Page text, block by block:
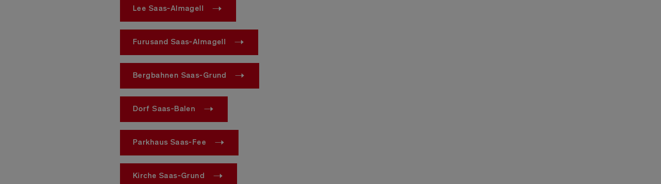
Lee Saas-Almagell
Furusand Saas-Almagell
Bergbahnen Saas-Grund
Dorf Saas-Balen
Parkhaus Saas-Fee
Kirche Saas-Grund